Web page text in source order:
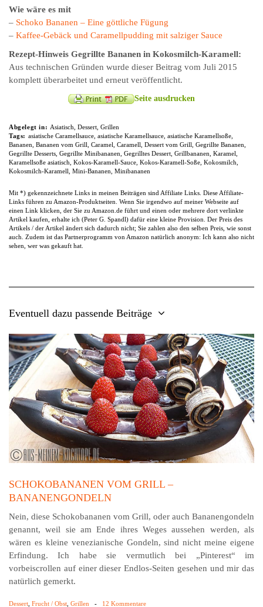
Wie wäre es mit
– Schoko Bananen – Eine göttliche Fügung
– Kaffee-Gebäck und Caramellpudding mit salziger Sauce
Rezept-Hinweis Gegrillte Bananen in Kokosmilch-Karamell:
Aus technischen Gründen wurde dieser Beitrag vom Juli 2015
komplett überarbeitet und erneut veröffentlicht.
Seite ausdrucken
Abgelegt in: Asiatisch Dessert, Grillen
Tags: asiatische Caramellsauce, asiatische Karamellsauce, asiatische Karamellsoße,
Bananen Bananen vom Grill Caramel‎ Caramel‎l Dessert vom Grill Gegrillte Bananen
Gegrillte Desserts Gegrillte Minibananen Gegrilltes Dessert Grillbananen Karamel
Karamellsoße asiatisch Kokos-Karamell-Sauce Kokos-Karamell-Soße Kokosmilch
Kokosmilch-Karamell Mini-Bananen Minibananen
Mit *) gekennzeichnete Links in meinen Beiträgen sind Affiliate Links. Diese Affiliate-
Links führen zu Amazon-Produktseiten. Wenn Sie irgendwo auf meiner Webseite auf
einen Link klicken, der Sie zu Amazon.de führt und einen oder mehrere dort verlinkte
Artikel kaufen, erhalte ich (Peter G. Spandl) dafür eine kleine Provision. Der Preis des
Artikels / der Artikel ändert sich dadurch nicht; Sie zahlen also den selben Preis, wie sonst
auch. Zudem ist das Partnerprogramm von Amazon natürlich anonym: Ich kann also nicht
sehen, wer was gekauft hat.
Eventuell dazu passende Beiträge
SCHOKOBANANEN VOM GRILL –
BANANENGONDELN
Nein, diese Schokobananen vom Grill, oder auch Bananengondeln
genannt, weil sie am Ende ihres Weges aussehen werden, als
wären es kleine venezianische Gondeln, sind nicht meine eigene
Erfindung. Ich habe sie vermutlich bei „Pinterest“ im
vorbeiscrollen auf einer dieser Endlos-Seiten gesehen und mir das
natürlich gemerkt.
Dessert Frucht / Obst Grillen - 12 Kommentare